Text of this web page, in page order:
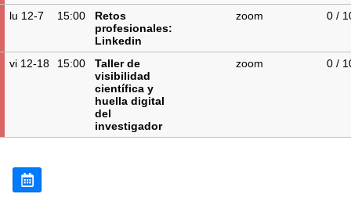
lu 12-7 15:00
Retos
profesionales:
Linkedin
zoom 0 /
vi 12-18 15:00
Taller de
visibilidad
científica y
huella digital
del
investigador
zoom 0 /